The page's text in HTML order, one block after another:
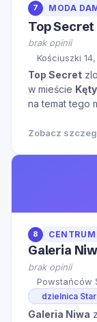
7 MODA
Top Secret
brak opinii
Kościuszki
Top Secret
w mieście Kęty
na temat tego
Zobacz
8
Galeria
brak opinii
Powstańców
dzielnica
Galeria Niwa